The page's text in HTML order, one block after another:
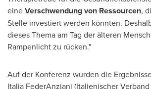
eineVerschwendung von Ressourcen,
Stelle investiert werden könnten.
dieses Thema am Tag der älteren
Rampenlicht zu rücken."
Auf der Konferenz wurden die
Italia FederAnziani (Italienischer